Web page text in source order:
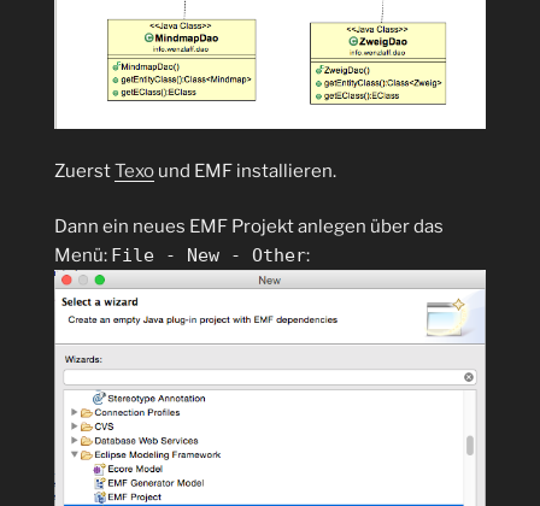
ZuerstTexo und EMF installieren.
Dann ein neues EMF Projekt anlegen über das
Menü: File - New - Other: